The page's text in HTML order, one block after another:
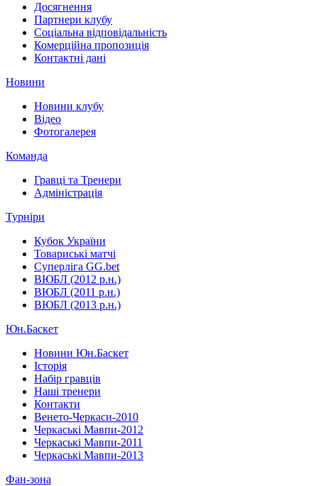
Досягнення
Партнери клубу
Соціальна відповідальність
Комерційна пропозиція
Контактні дані
Новини
Новини клубу
Відео
Фотогалерея
Команда
Гравці та Тренери
Адміністрація
Турніри
Кубок України
Товариські матчі
Суперліга GG.bet
ВЮБЛ (2012 р.н.)
ВЮБЛ (2011 р.н.)
ВЮБЛ (2013 р.н.)
Юн.Баскет
Новини Юн.Баскет
Історія
Набір гравців
Наші тренери
Контакти
Венето-Черкаси-2010
Черкаські Мавпи-2012
Черкаські Мавпи-2011
Черкаські Мавпи-2013
Фан-зона